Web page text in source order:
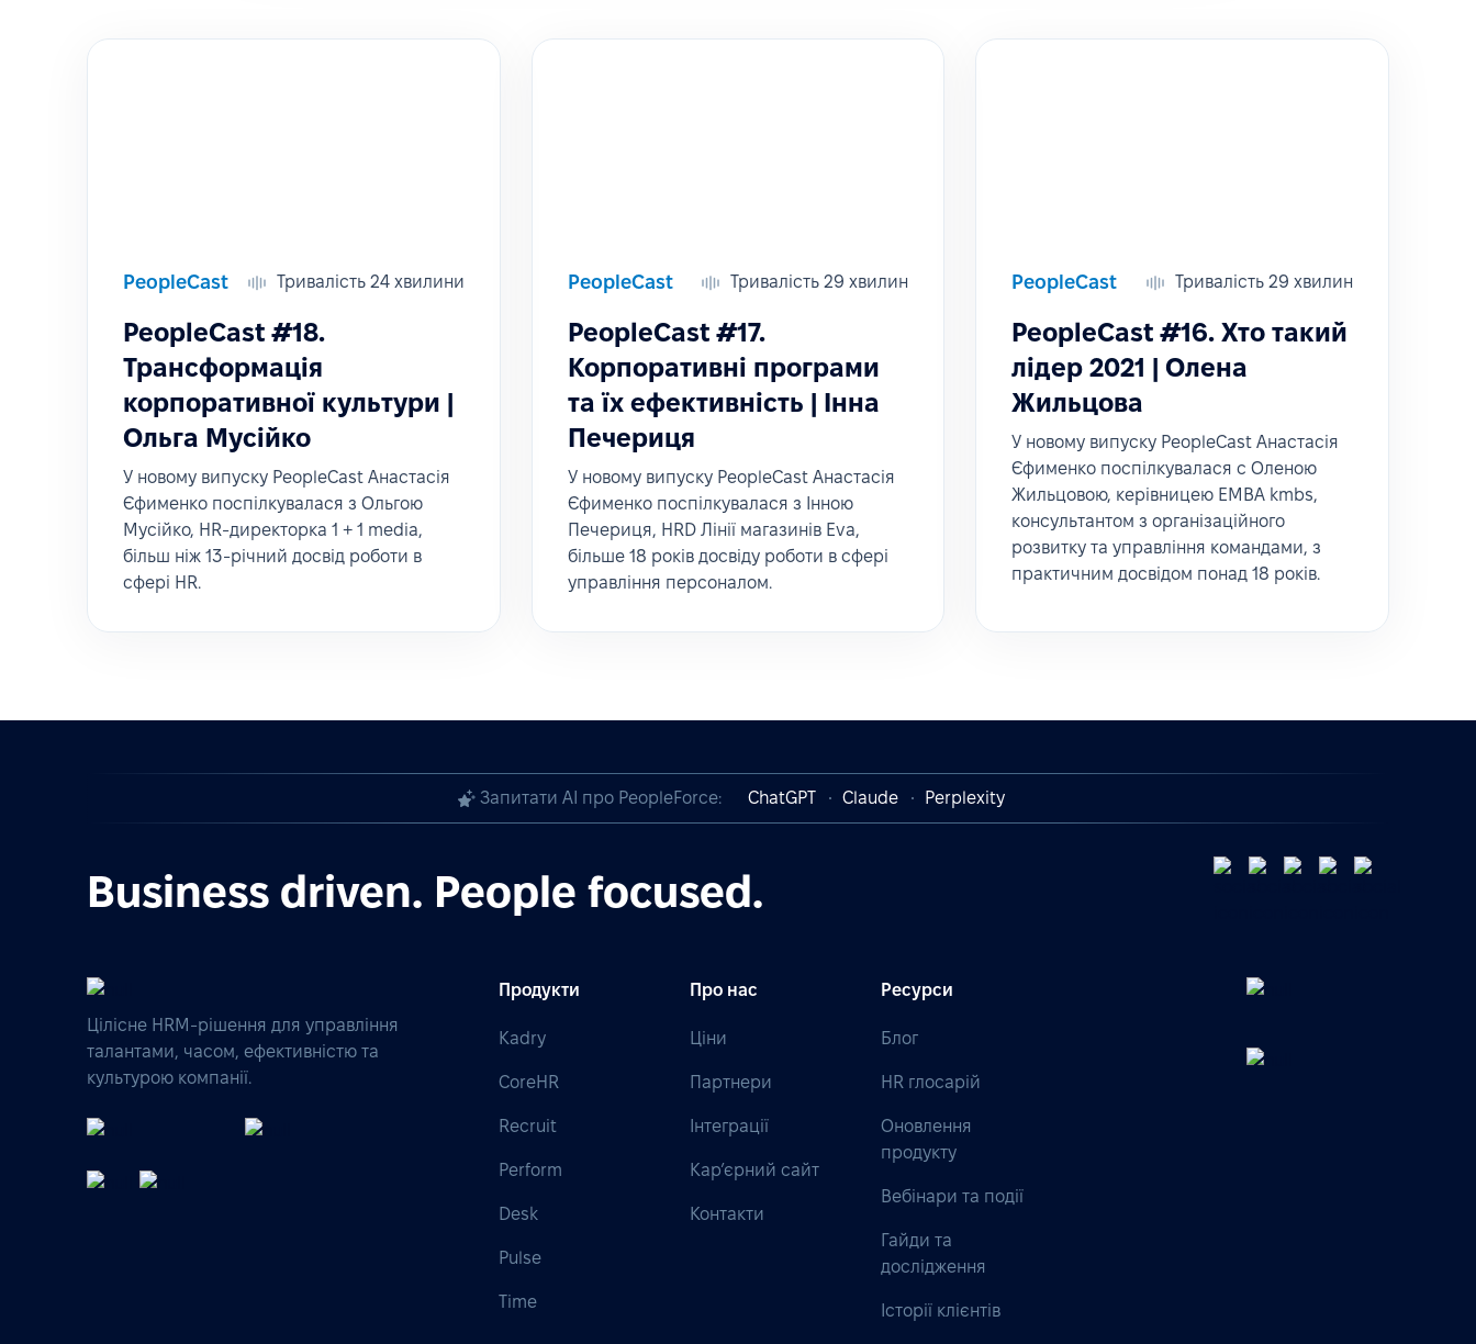
PeopleCast Тривалість 24 хвилини
PeopleCast #18.
Трансформація
корпоративної культури |
Ольга Мусійко
У новому випуску PeopleCast Анастасія
Єфименко поспілкувалася з Ольгою
Мусійко, HR-директорка 1 + 1 media,
більш ніж 13-річний досвід роботи в
сфері HR.
PeopleCast Тривалість 29 хвилин
PeopleCast #17.
Корпоративні програми
та їх ефективність | Інна
Печериця
У новому випуску PeopleCast Анастасія
Єфименко поспілкувалася з Інною
Печериця, HRD Лінії магазинів Eva,
більше 18 років досвіду роботи в сфері
управління персоналом.
PeopleCast Тривалість 29 хвилин
PeopleCast #16. Хто такий
лідер 2021 | Олена
Жильцова
У новому випуску PeopleCast Анастасія
Єфименко поспілкувалася c Оленою
Жильцовою, керівницею EMBA kmbs,
консультантом з організаційного
розвитку та управління командами, з
практичним досвідом понад 18 років.
Запитати AI про PeopleForce: ChatGPT Claude Perplexity
Business driven. People focused.
Цілісне HRM-рішення для управління
талантами, часом, ефективністю та
культурою компанії.
Продукти
Kadry
CoreHR
Recruit
Perform
Desk
Pulse
Time
Про нас
Ціни
Партнери
Інтеграції
Кар’єрний сайт
Контакти
Ресурси
Блог
HR глосарій
Оновлення
продукту
Вебінари та події
Гайди та
дослідження
Історії клієнтів